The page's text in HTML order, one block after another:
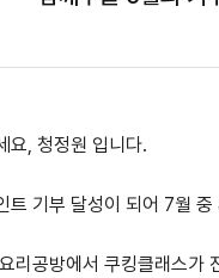
요, 청정원 입니다.
트 기부 달성이 되어 7월
리공방에서 쿠킹클래스가